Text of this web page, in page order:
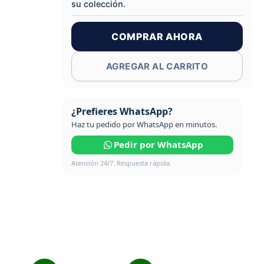
su colección.
COMPRAR AHORA
AGREGAR AL CARRITO
¿Prefieres WhatsApp?
Haz tu pedido por WhatsApp en minutos.
Pedir por WhatsApp
Atención 24/7. Respuesta rápida.